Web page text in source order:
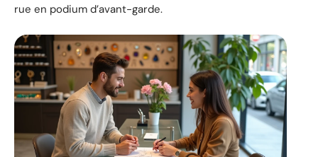
rue en podium d’avant-garde.